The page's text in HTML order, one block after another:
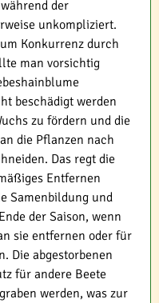
der
unkompliziert.
Konkurrenz durch
man vorsichtig
beschädigt werden
zu fördern und die
die Pflanzen nach
Das regt die
Entfernen
Samenbildung und
der Saison, wenn
sie entfernen oder für
Die abgestorbenen
für andere Beete
werden, was zur